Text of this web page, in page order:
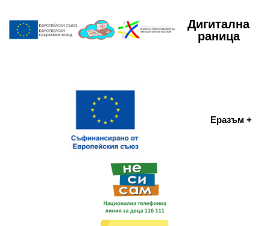
Дигитална
раница
Еразъм +